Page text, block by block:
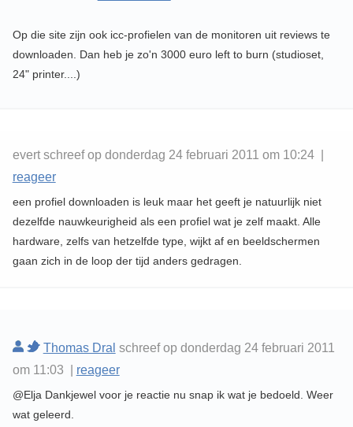
Op die site zijn ook icc-profielen van de monitoren uit reviews te
downloaden. Dan heb je zo'n 3000 euro left to burn (studioset,
24" printer....)
evert schreef op donderdag 24 februari 2011 om 10:24 |
reageer
een profiel downloaden is leuk maar het geeft je natuurlijk niet
dezelfde nauwkeurigheid als een profiel wat je zelf maakt. Alle
hardware, zelfs van hetzelfde type, wijkt af en beeldschermen
gaan zich in de loop der tijd anders gedragen.
Thomas Dral schreef op donderdag 24 februari 2011
om 11:03 | reageer
@Elja Dankjewel voor je reactie nu snap ik wat je bedoeld. Weer
wat geleerd.